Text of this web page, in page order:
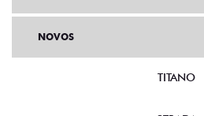
NOVOS
TITANO